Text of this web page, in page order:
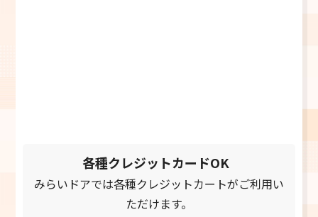
各種クレジットカードOK
みらいドアでは各種クレジットカートがご利用い
ただけます。